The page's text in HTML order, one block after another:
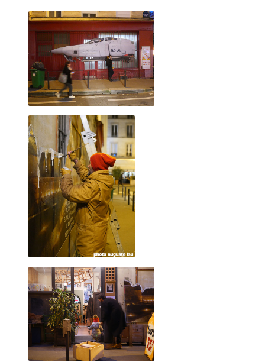
2017 janvier
2016 décembre
2016 novembre
2016 octobre
2016 septembre
2016 août
2016 juillet
2016 juin
2016 mai
2016 avril
2016 mars
2016 février
2016 janvier
2015 décembre
Encadré doré, 29 juin 2019